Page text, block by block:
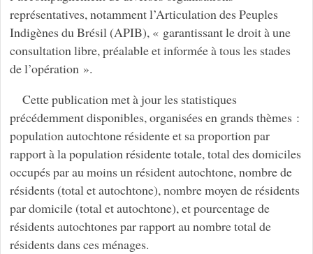
représentatives, notamment l’Articulation des Peuples
Indigènes du Brésil (APIB), « garantissant le droit à une
consultation libre, préalable et informée à tous les stades
de l’opération ».
Cette publication met à jour les statistiques
précédemment disponibles, organisées en grands thèmes :
population autochtone résidente et sa proportion par
rapport à la population résidente totale, total des domiciles
occupés par au moins un résident autochtone, nombre de
résidents (total et autochtone), nombre moyen de résidents
par domicile (total et autochtone), et pourcentage de
résidents autochtones par rapport au nombre total de
résidents dans ces ménages.